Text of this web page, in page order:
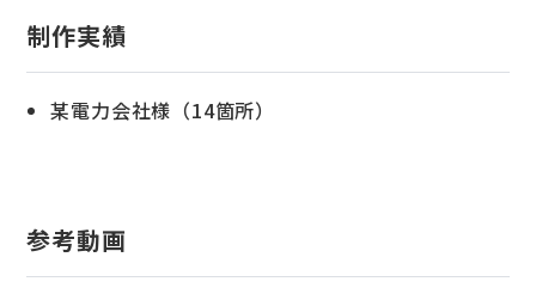
制作実績
某電力会社様（14箇所）
参考動画